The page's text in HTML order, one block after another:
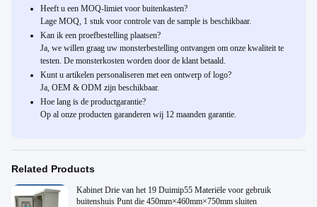
Heeft u een MOQ-limiet voor buitenkasten?
Lage MOQ, 1 stuk voor controle van de sample is beschikbaar.
Kan ik een proefbestelling plaatsen?
Ja, we willen graag uw monsterbestelling ontvangen om onze kwaliteit te
testen. De monsterkosten worden door de klant betaald.
Kunt u artikelen personaliseren met een ontwerp of logo?
Ja, OEM & ODM zijn beschikbaar.
Hoe lang is de productgarantie?
Op al onze producten garanderen wij 12 maanden garantie.
Related Products
Kabinet Drie van het 19 Duimip55 Materiële voor gebruik
buitenshuis Punt die 450mm×460mm×750mm sluiten